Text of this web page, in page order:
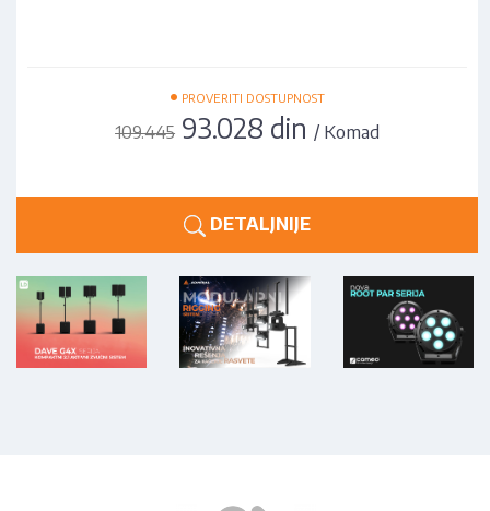
• PROVERITI DOSTUPNOST
109.445 93.028 din / Komad
DETALJNIJE